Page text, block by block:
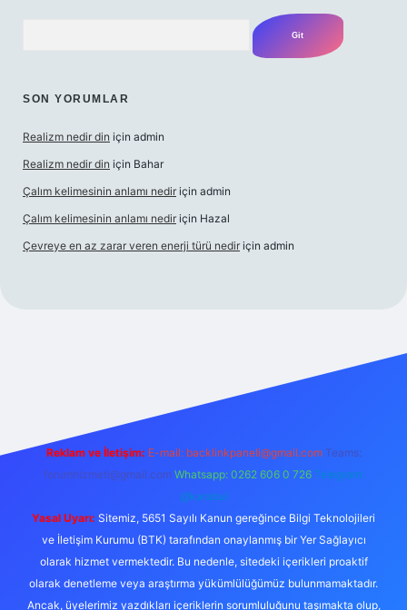
SON YORUMLAR
Realizm nedir din için admin
Realizm nedir din için Bahar
Çalım kelimesinin anlamı nedir için admin
Çalım kelimesinin anlamı nedir için Hazal
Çevreye en az zarar veren enerji türü nedir için admin
Reklam ve İletişim: E-mail: backlinkpaneli@gmail.com Teams:
forumhizmeti@gmail.com Whatsapp: 0262 606 0 726 Telegram:
@karabul
Yasal Uyarı: Sitemiz, 5651 Sayılı Kanun gereğince Bilgi Teknolojileri
ve İletişim Kurumu (BTK) tarafından onaylanmış bir Yer Sağlayıcı
olarak hizmet vermektedir. Bu nedenle, sitedeki içerikleri proaktif
olarak denetleme veya araştırma yükümlülüğümüz bulunmamaktadır.
Ancak, üyelerimiz yazdıkları içeriklerin sorumluluğunu taşımakta olup,